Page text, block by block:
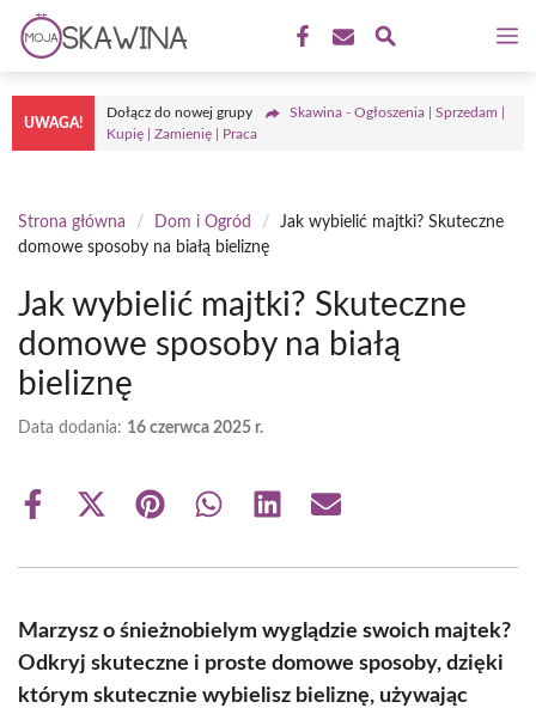
Przejdź
treści
UWAGA!
Dołącz do nowej grupy
Skawina - Ogłoszenia | Sprzedam |
Kupię | Zamienię | Praca
Strona główna / Dom i Ogród /
Jak wybielić majtki? Skuteczne
domowe sposoby na białą bieliznę
Jak wybielić majtki? Skuteczne
domowe sposoby na białą
bieliznę
Data dodania: 16 czerwca 2025 r.
Share
Share
(Twitter)
Share Share Share Share
Marzysz o śnieżnobielym wyglądzie swoich majtek?
Odkryj skuteczne i proste domowe sposoby, dzięki
którym skutecznie wybielisz bieliznę, używając